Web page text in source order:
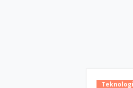
Teknologi